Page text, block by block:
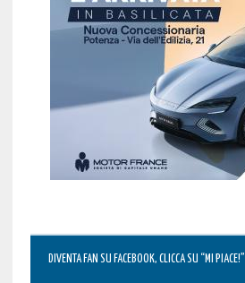
DIVENTA FAN SU FACEBOOK, CLICCA SU “MI PIACE!”